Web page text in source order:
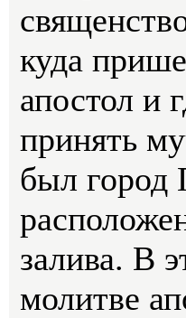
куда
апостол и
принять
был город
залива. В
молитве